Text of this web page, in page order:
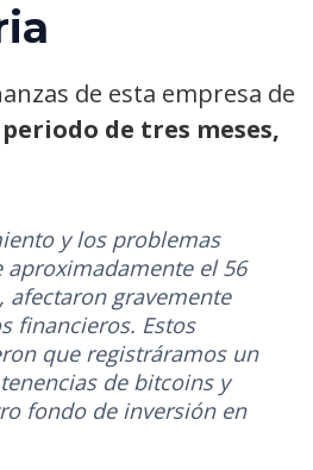
de esta empresa de
de tres meses,
y los problemas
el 56
afectaron gravemente
financieros. Estos
que registráramos un
de bitcoins y
fondo de inversión en